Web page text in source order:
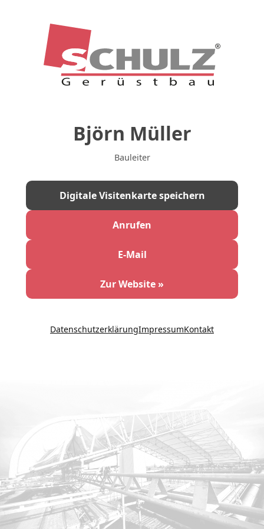
Björn Müller
Bauleiter
Digitale Visitenkarte speichern
Anrufen
E-Mail
Zur Website »
DatenschutzerklärungImpressumKontakt